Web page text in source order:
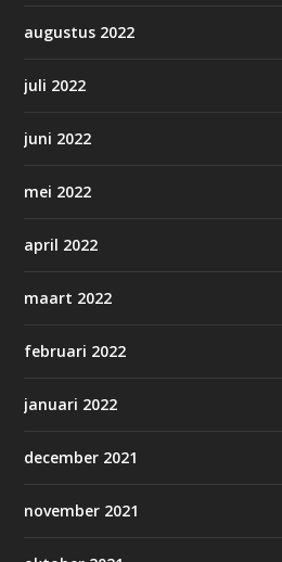
augustus 2022
juli 2022
juni 2022
mei 2022
april 2022
maart 2022
februari 2022
januari 2022
december 2021
november 2021